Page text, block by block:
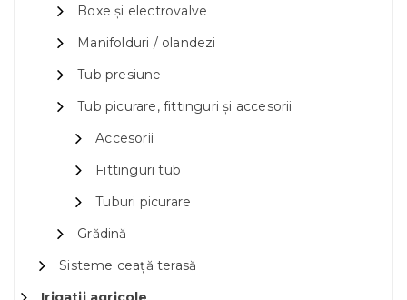
Boxe și electrovalve
Manifolduri / olandezi
Tub presiune
Tub picurare, fittinguri și accesorii
Accesorii
Fittinguri tub
Tuburi picurare
Grădină
Sisteme ceață terasă